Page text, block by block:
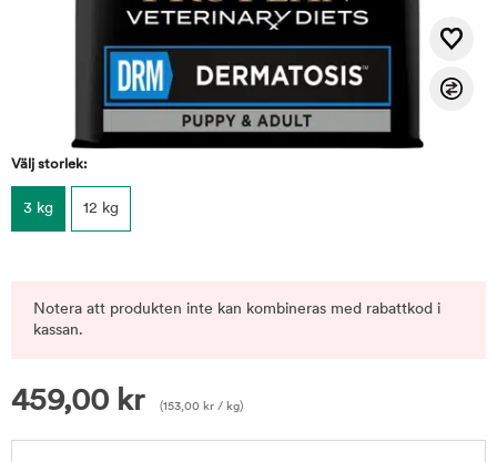
Välj storlek:
3 kg 12 kg
Notera att produkten inte kan kombineras med rabattkod i
kassan.
459,00 kr (153,00 kr / kg)